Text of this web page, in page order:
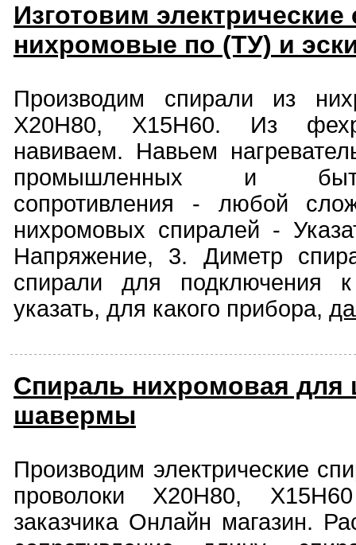
Изготовим электрические
нихромовые по (ТУ) и
Производим спирали из
Х20Н80, Х15Н60. Из
навиваем. Навьем
промышленных и
сопротивления - любой
нихромовых спиралей -
Напряжение, 3. Диметр
спирали для подключения
указать, для какого прибора,
Спираль нихромовая
шавермы
Производим электрические
проволоки Х20Н80,
заказчика Онлайн магазин.